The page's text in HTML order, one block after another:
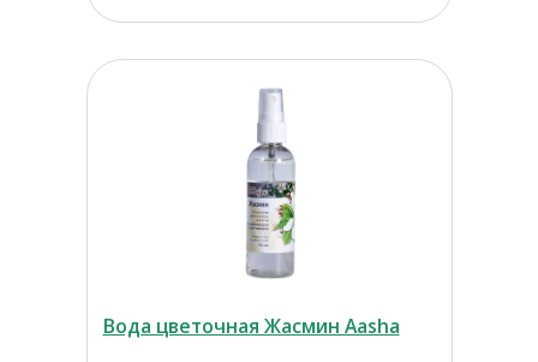
Вода цветочная Жасмин Aasha